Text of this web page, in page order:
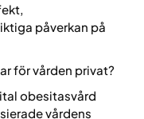
påverkan på
för vården privat?
obesitasvård
vårdens